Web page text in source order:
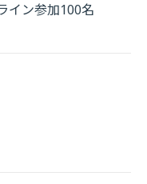
イン参加100名